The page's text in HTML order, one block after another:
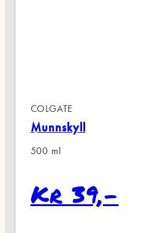
COLGATE
Munnskyll
500 ml
Kr 39,-